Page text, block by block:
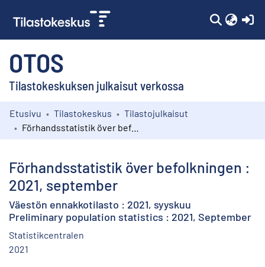
OTOS
Tilastokeskuksen julkaisut verkossa
Kokoelmat
Etusivu Tilastokeskus
Tilastojulkaisut
Förhandsstatistik över befolkningen :
2021, september
Väestön ennakkotilasto : 2021, syyskuu
Preliminary population statistics : 2021, September
Statistikcentralen
2021